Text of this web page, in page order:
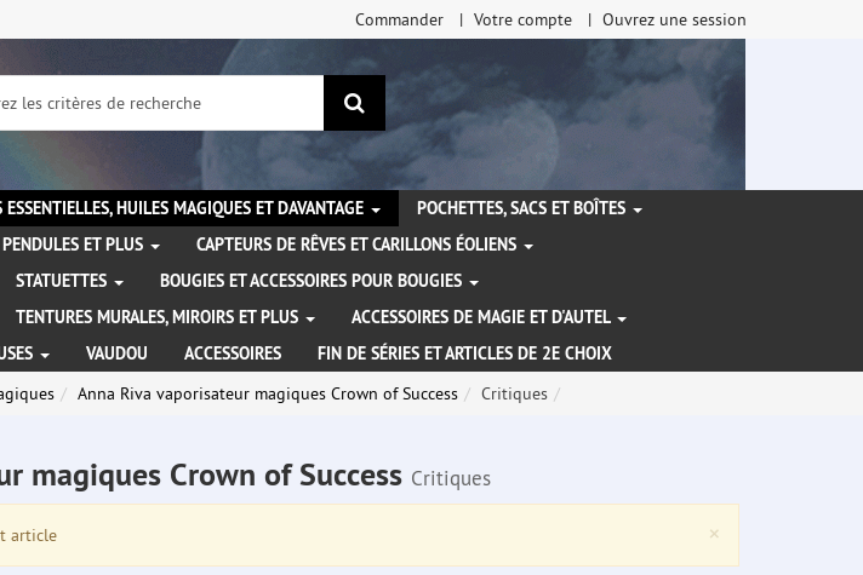
Commander Votre compte Ouvrez une session
Rechercher
ESSENTIELLES, HUILES MAGIQUES ET DAVANTAGE
POCHETTES, SACS ET BOÎTES
ET PLUS
CAPTEURS DE RÊVES ET CARILLONS ÉOLIENS
STATUETTES
BOUGIES ET ACCESSOIRES POUR BOUGIES
TENTURES MURALES, MIROIRS ET PLUS
ACCESSOIRES DE MAGIE ET D'AUTEL
VAUDOU ACCESSOIRES
FIN DE SÉRIES ET ARTICLES DE 2E CHOIX
Anna Riva vaporisateur magiques Crown of Success Critiques
magiques Crown of Success Critiques
×
article